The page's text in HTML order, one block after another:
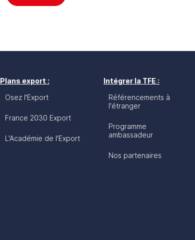
Plans export :
Osez l'Export
France 2030 Export
L'Académie de l'Export
Intégrer la TFE :
Référencements à
l'étranger
Programme
ambassadeur
Nos partenaires